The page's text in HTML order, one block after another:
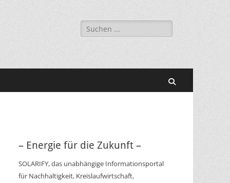
Suchen
nach:
– Energie für die Zukunft –
SOLARIFY, das unabhängige Informationsportal
für Nachhaltigkeit, Kreislaufwirtschaft,